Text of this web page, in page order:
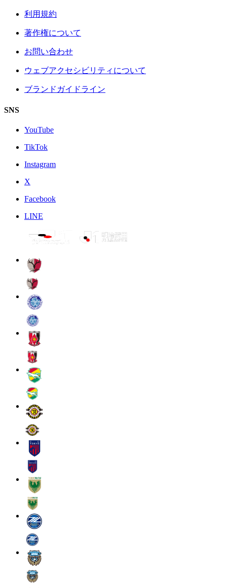
利用規約
著作権について
お問い合わせ
ウェブアクセシビリティについて
ブランドガイドライン
SNS
YouTube
TikTok
Instagram
X
Facebook
LINE